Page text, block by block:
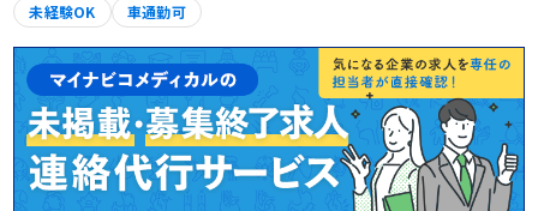
未経験OK 車通勤可